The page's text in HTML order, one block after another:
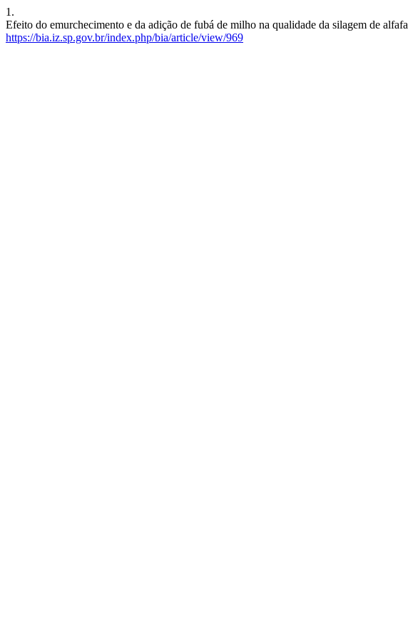
1.
Efeito do emurchecimento e da adição de fubá de milho na qualidade da silagem de
https://bia.iz.sp.gov.br/index.php/bia/article/view/969